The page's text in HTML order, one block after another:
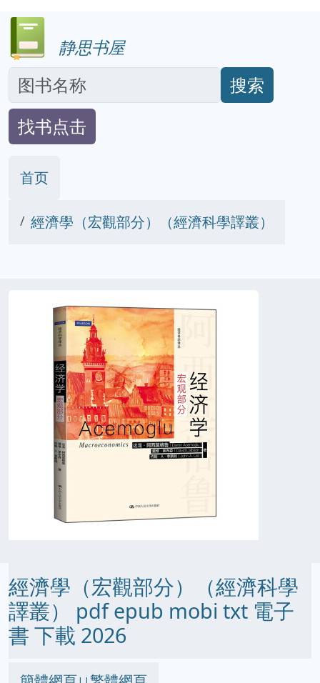
静思书屋
搜索
找书点击
首页
經濟學（宏觀部分）（經濟科學譯叢）
經濟學（宏觀部分）（經濟科學
譯叢） pdf epub mobi txt 電子
書 下載 2026